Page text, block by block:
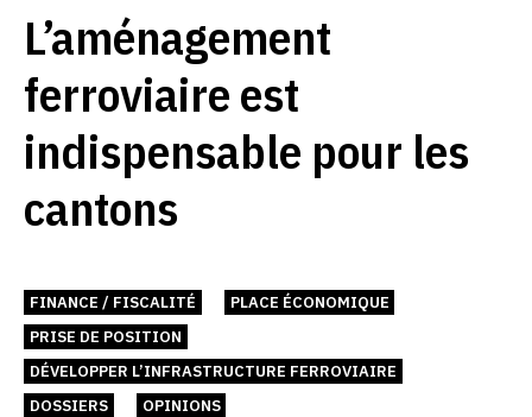
L’aménagement
ferroviaire est
indispensable pour les
cantons
FINANCE / FISCALITÉ
PLACE ÉCONOMIQUE
PRISE DE POSITION
DÉVELOPPER L’INFRASTRUCTURE FERROVIAIRE
DOSSIERS
OPINIONS